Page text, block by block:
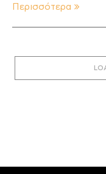
Περισσότερα